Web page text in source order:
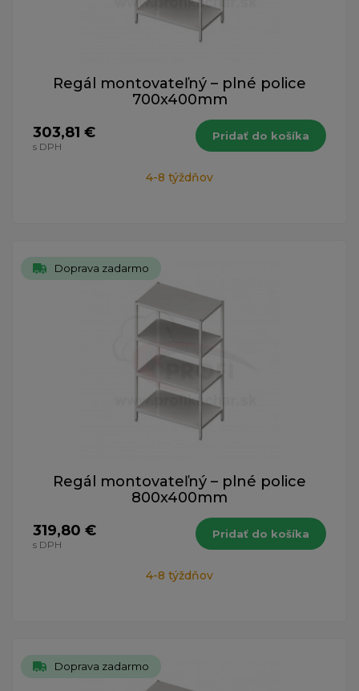
Regál montovateľný – plné police
700x400mm
303,81 €
s DPH
Pridať do košíka
4-8 týždňov
Doprava zadarmo
Regál montovateľný – plné police
800x400mm
319,80 €
s DPH
Pridať do košíka
4-8 týždňov
Doprava zadarmo